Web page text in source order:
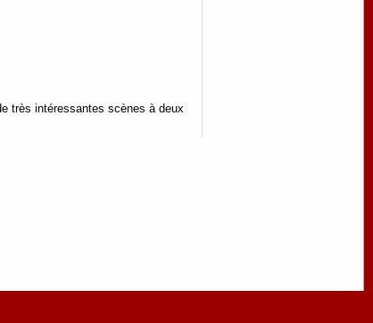
très intéressantes scènes à deux